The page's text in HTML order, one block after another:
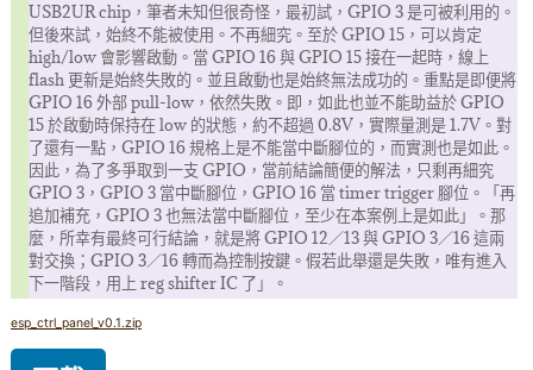
USB2UR chip，筆者未知但很奇怪，最初試，GPIO 3 是可被利用的。
但後來試，始終不能被使用。不再細究。至於 GPIO 15，可以肯定
high/low 會影響啟動。當 GPIO 16 與 GPIO 15 接在一起時，線上
flash 更新是始終失敗的。並且啟動也是始終無法成功的。重點是即便將
GPIO 16 外部 pull-low，依然失敗。即，如此也並不能助益於 GPIO
15 於啟動時保持在 low 的狀態，約不超過 0.8V，實際量測是 1.7V。對
了還有一點，GPIO 16 規格上是不能當中斷腳位的，而實測也是如此。
因此，為了多爭取到一支 GPIO，當前結論簡便的解法，只剩再細究
GPIO 3，GPIO 3 當中斷腳位，GPIO 16 當 timer trigger 腳位。「再
追加補充，GPIO 3 也無法當中斷腳位，至少在本案例上是如此」。那
麼，所幸有最終可行結論，就是將 GPIO 12／13 與 GPIO 3／16 這兩
對交換；GPIO 3／16 轉而為控制按鍵。假若此舉還是失敗，唯有進入
下一階段，用上 reg shifter IC 了」。
esp_ctrl_panel_v0.1.zip